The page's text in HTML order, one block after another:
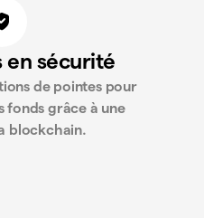
en sécurité
de pointes pour
fonds grâce à une
blockchain.